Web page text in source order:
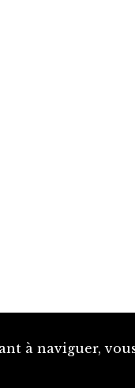
à naviguer,